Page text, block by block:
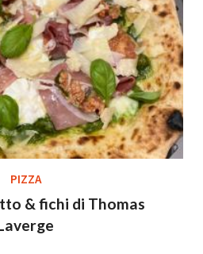
PIZZA
& fichi di Thomas